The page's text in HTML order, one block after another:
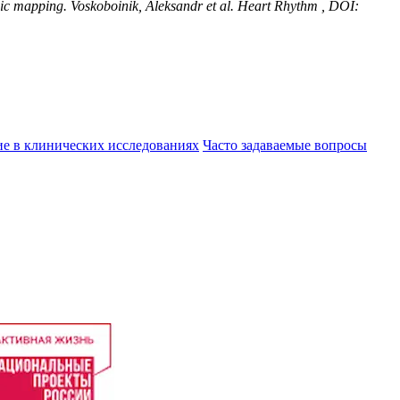
mapping. Voskoboinik, Aleksandr et al. Heart Rhythm , DOI:
в клинических исследованиях Часто задаваемые вопросы